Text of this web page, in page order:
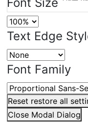
Text Edge
Font Family
Reset restore all
Close Modal Dialog